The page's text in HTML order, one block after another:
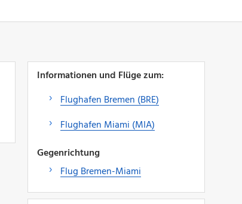
Informationen und Flüge zum:
Flughafen Bremen (BRE)
Flughafen Miami (MIA)
Gegenrichtung
Flug Bremen-Miami